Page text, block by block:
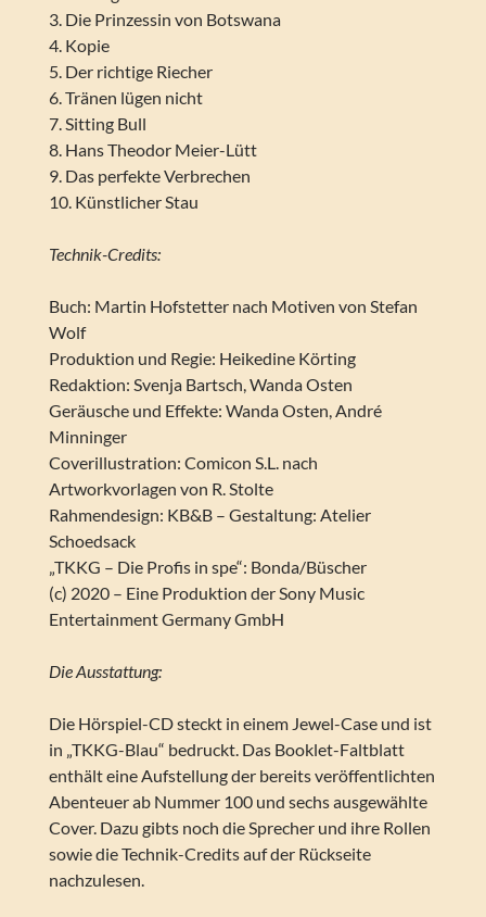
3. Die Prinzessin von Botswana
4. Kopie
5. Der richtige Riecher
6. Tränen lügen nicht
7. Sitting Bull
8. Hans Theodor Meier-Lütt
9. Das perfekte Verbrechen
10. Künstlicher Stau
Technik-Credits:
Buch: Martin Hofstetter nach Motiven von Stefan
Wolf
Produktion und Regie: Heikedine Körting
Redaktion: Svenja Bartsch, Wanda Osten
Geräusche und Effekte: Wanda Osten, André
Minninger
Coverillustration: Comicon S.L. nach
Artworkvorlagen von R. Stolte
Rahmendesign: KB&B – Gestaltung: Atelier
Schoedsack
„TKKG – Die Profis in spe“: Bonda/Büscher
(c) 2020 – Eine Produktion der Sony Music
Entertainment Germany GmbH
Die Ausstattung:
Die Hörspiel-CD steckt in einem Jewel-Case und ist
in „TKKG-Blau“ bedruckt. Das Booklet-Faltblatt
enthält eine Aufstellung der bereits veröffentlichten
Abenteuer ab Nummer 100 und sechs ausgewählte
Cover. Dazu gibts noch die Sprecher und ihre Rollen
sowie die Technik-Credits auf der Rückseite
nachzulesen.